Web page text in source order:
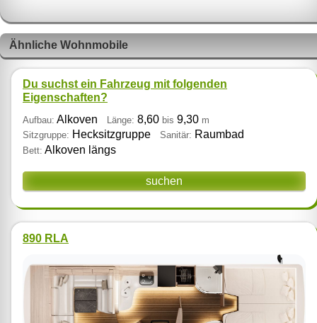
Ähnliche Wohnmobile
Du suchst ein Fahrzeug mit folgenden
Eigenschaften?
Aufbau: Alkoven Länge: 8,60 bis 9,30 m
Sitzgruppe: Hecksitzgruppe Sanitär: Raumbad
Bett: Alkoven längs
suchen
890 RLA